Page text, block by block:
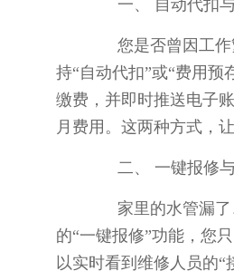
一、 自动代扣与
您是否曾因工作繁
持“自动代扣”或“费用
缴费，并即时推送电子
月费用。这两种方式，
二、 一键报修与
家里的水管漏了
的“一键报修”功能，您
以实时看到维修人员的